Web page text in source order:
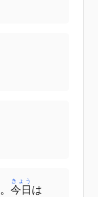
。 今日
きょう
は